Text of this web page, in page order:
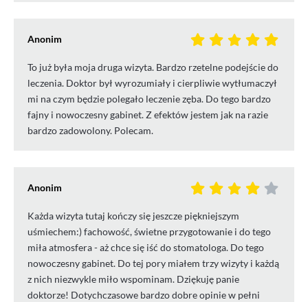
Anonim
To już była moja druga wizyta. Bardzo rzetelne podejście do
leczenia. Doktor był wyrozumiały i cierpliwie wytłumaczył
mi na czym będzie polegało leczenie zęba. Do tego bardzo
fajny i nowoczesny gabinet. Z efektów jestem jak na razie
bardzo zadowolony. Polecam.
Anonim
Każda wizyta tutaj kończy się jeszcze piękniejszym
uśmiechem:) fachowość, świetne przygotowanie i do tego
miła atmosfera - aż chce się iść do stomatologa. Do tego
nowoczesny gabinet. Do tej pory miałem trzy wizyty i każdą
z nich niezwykle miło wspominam. Dziękuję panie
doktorze! Dotychczasowe bardzo dobre opinie w pełni